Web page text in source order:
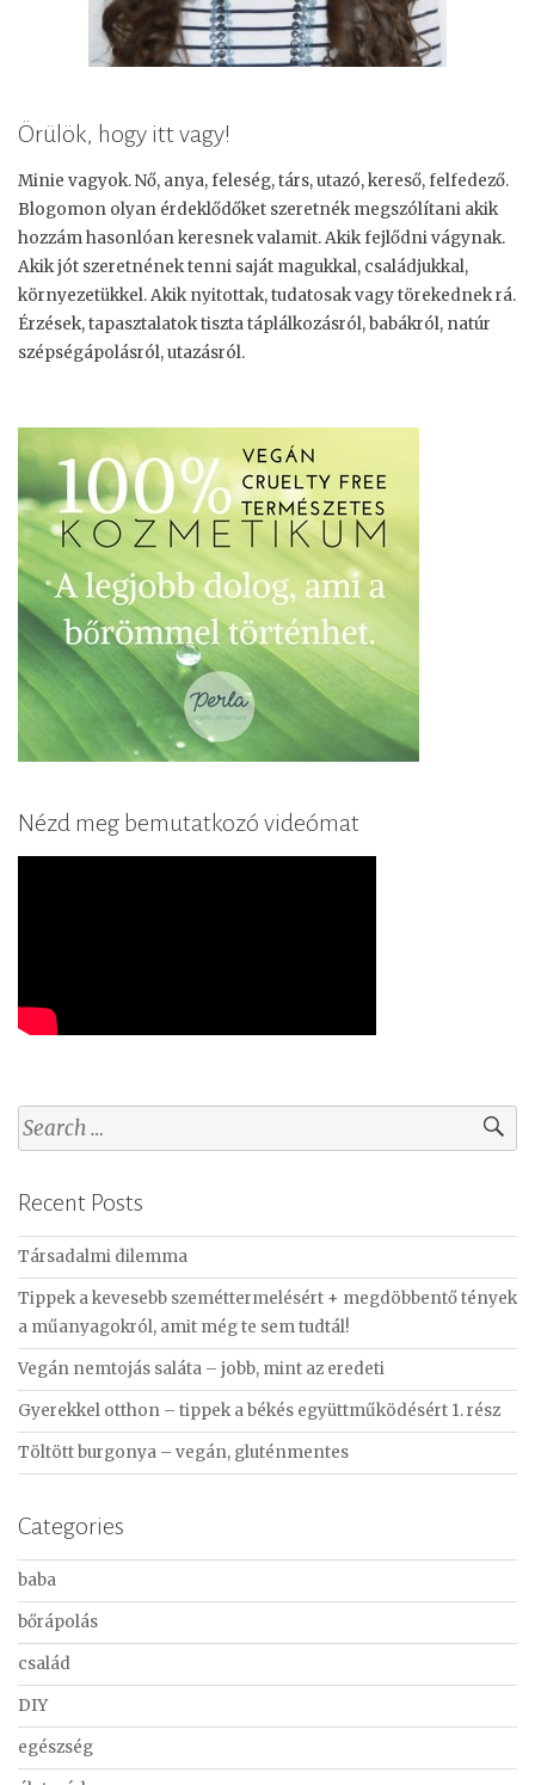
Örülök, hogy itt vagy!
Minie vagyok. Nő, anya, feleség, társ, utazó, kereső, felfedező.
Blogomon olyan érdeklődőket szeretnék megszólítani akik
hozzám hasonlóan keresnek valamit. Akik fejlődni vágynak.
Akik jót szeretnének tenni saját magukkal, családjukkal,
környezetükkel. Akik nyitottak, tudatosak vagy törekednek rá.
Érzések, tapasztalatok tiszta táplálkozásról, babákról, natúr
szépségápolásról, utazásról.
Nézd meg bemutatkozó videómat
S
e
r
c
h
f
o
r
:
Recent Posts
Társadalmi dilemma
Tippek a kevesebb szeméttermelésért + megdöbbentő tények
a műanyagokról, amit még te sem tudtál!
Vegán nemtojás saláta – jobb, mint az eredeti
Gyerekkel otthon – tippek a békés együttműködésért 1. rész
Töltött burgonya – vegán, gluténmentes
Categories
baba
bőrápolás
család
DIY
egészség